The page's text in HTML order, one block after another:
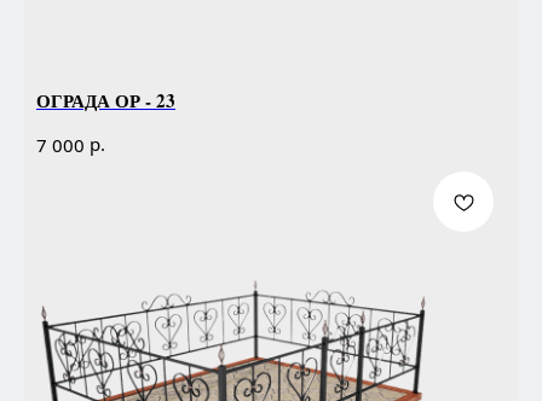
ОГРАДА ОР - 23
7 000 р.